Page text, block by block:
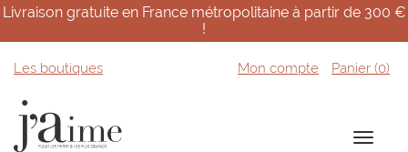
Livraison gratuite en France métropolitaine à partir de 300 €
!
Les boutiques Mon compte Panier (0)